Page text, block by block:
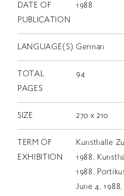
DATE OF
PUBLICATION
1988
LANGUAGE(S) German
TOTAL
PAGES
94
SIZE 270 x 210
TERM OF
EXHIBITION
Kunsthalle
1988,
1988,
June 4,